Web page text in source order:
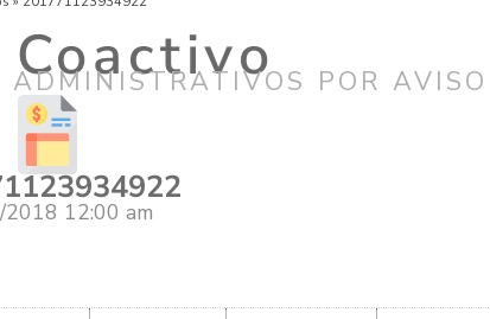
Coactivo POR AVISO
12:00 am